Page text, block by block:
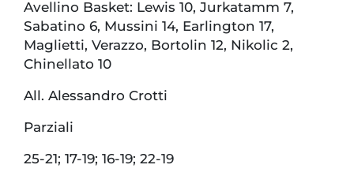
Avellino Basket: Lewis 10, Jurkatamm 7,
Sabatino 6, Mussini 14, Earlington 17,
Maglietti, Verazzo, Bortolin 12, Nikolic 2,
Chinellato 10
All. Alessandro Crotti
Parziali
25-21; 17-19; 16-19; 22-19